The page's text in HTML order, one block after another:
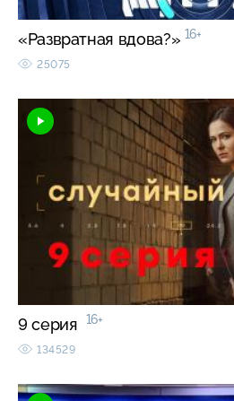
«Развратная вдова?» 16+
25075
9 серия 16+
134529